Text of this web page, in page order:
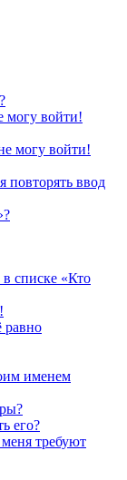
могу войти!
могу войти!
повторять ввод
списке «Кто
равно
именем
его?
требуют